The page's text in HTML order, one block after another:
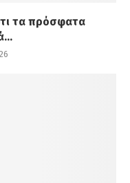
τα πρόσφατα